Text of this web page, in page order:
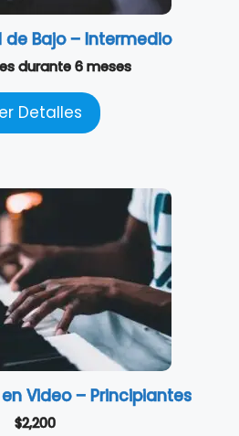
de Bajo – Intermedio
durante 6 meses
Detalles
Video – Principiantes
$2,200